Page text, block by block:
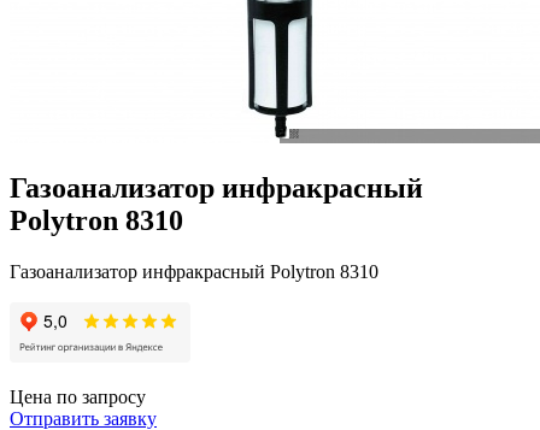
Газоанализатор инфракрасный
Polytron 8310
Газоанализатор инфракрасный Polytron 8310
Цена по запросу
Отправить заявку